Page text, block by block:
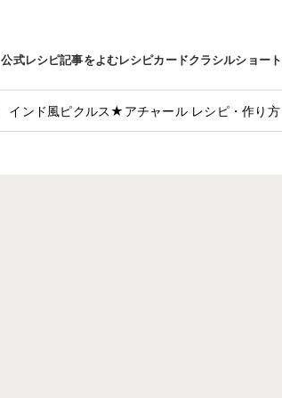
公式レシピ記事をよむレシピカードクラシルショート
インド風ピクルス★アチャール レシピ・作り方